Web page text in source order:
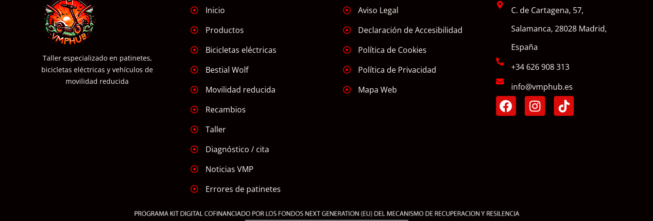
Taller especializado en patinetes,
bicicletas eléctricas y vehículos de
movilidad reducida
Inicio
Productos
Bicicletas eléctricas
Bestial Wolf
Movilidad reducida
Recambios
Taller
Diagnóstico / cita
Noticias VMP
Errores de patinetes
Aviso Legal
Declaración de Accesibilidad
Política de Cookies
Política de Privacidad
Mapa Web
C. de Cartagena, 57,
Salamanca, 28028 Madrid,
España
+34 626 908 313
info@vmphub.es